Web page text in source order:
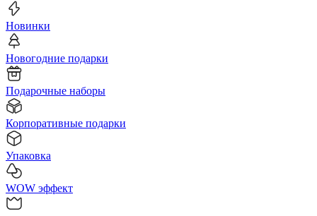
Новинки
Новогодние подарки
Подарочные наборы
Корпоративные подарки
Упаковка
WOW эффект